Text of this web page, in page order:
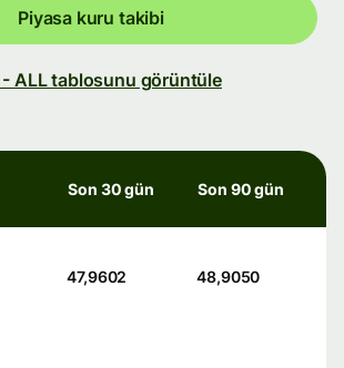
Piyasa kuru takibi
- ALL tablosunu görüntüle
Son 30 gün Son 90 gün
47,9602 48,9050